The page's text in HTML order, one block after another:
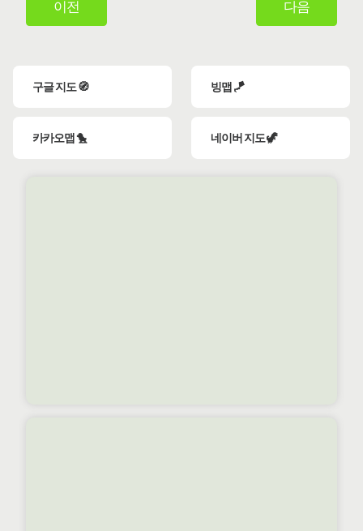
이전 다음
구글 지도 🧭 빙맵 🪁
카카오맵 🐤 네이버 지도 🦖